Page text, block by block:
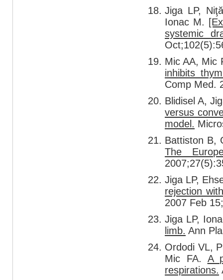
Jiga LP,
Ionac M.
systemic
Mic AA, Mic
inhibits
Comp Med.
Blidisel A,
versus
model.
Battiston B,
The
Jiga LP,
rejection
2007 Feb
Jiga LP,
limb. Ann
Ordodi VL,
Mic FA. A
respirations.